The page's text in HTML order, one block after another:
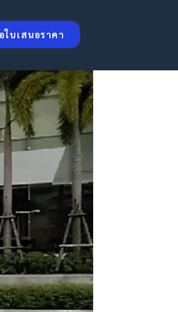
ใบเสนอราคา